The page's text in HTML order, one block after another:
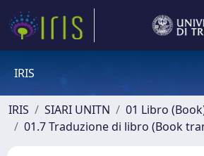
IRIS
IRIS SIARI UNITN
01 Libro
01.7 Traduzione di libro (Book